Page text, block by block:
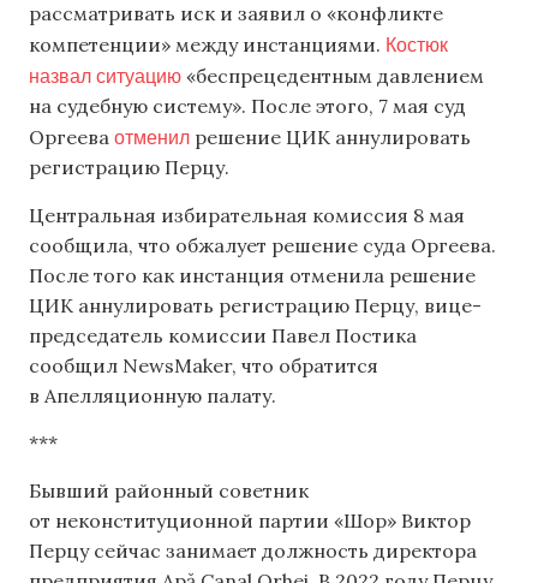
рассматривать иск и заявил о «конфликте
компетенции» между инстанциями. Костюк
назвал ситуацию «беспрецедентным давлением
на судебную систему». После этого, 7 мая суд
Оргеева отменил решение ЦИК аннулировать
регистрацию Перцу.
Центральная избирательная комиссия 8 мая
сообщила, что обжалует решение суда Оргеева.
После того как инстанция отменила решение
ЦИК аннулировать регистрацию Перцу, вице-
председатель комиссии Павел Постика
сообщил NewsMaker, что обратится
в Апелляционную палату.
***
Бывший районный советник
от неконституционной партии «Шор» Виктор
Перцу сейчас занимает должность директора